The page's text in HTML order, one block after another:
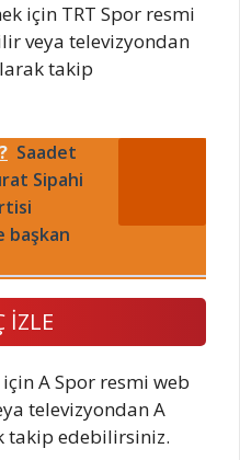
için TRT Spor resmi
veya televizyondan
takip
Saadet
Sipahi
başkan
İZLE
A Spor resmi web
televizyondan A
takip edebilirsiniz.